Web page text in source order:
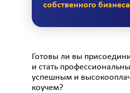
собственного бизнеса
Готовы ли вы
и стать
успешным и
коучем?